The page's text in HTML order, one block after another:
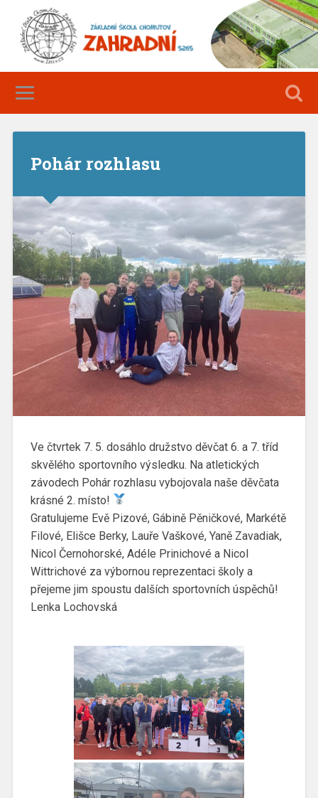
Pohár rozhlasu
Ve čtvrtek 7. 5. dosáhlo družstvo děvčat 6. a 7. tříd
skvělého sportovního výsledku. Na atletických
závodech Pohár rozhlasu vybojovala naše děvčata
krásné 2. místo!
Gratulujeme Evě Pizové, Gábině Pěničkové, Markétě
Filové, Elišce Berky, Lauře Vaškové, Yaně Zavadiak,
Nicol Černohorské, Adéle Prinichové a Nicol
Wittrichové za výbornou reprezentaci školy a
přejeme jim spoustu dalších sportovních úspěchů!
Lenka Lochovská